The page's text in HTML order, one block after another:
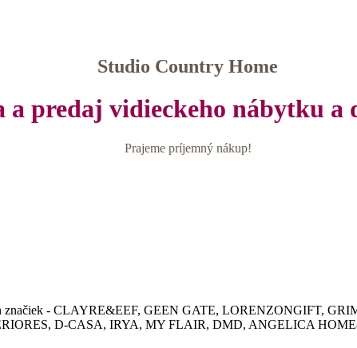
Studio Country Home
a predaj vidieckeho nábytku a
Prajeme príjemný nákup!
značiek - CLAYRE&EEF, GEEN GATE, LORENZONGIFT,
D-CASA, IRYA, MY FLAIR, DMD, ANGELICA